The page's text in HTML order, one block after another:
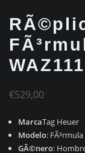
€529,00
MarcaTag Heuer
Modelo:
GÃ©nero: